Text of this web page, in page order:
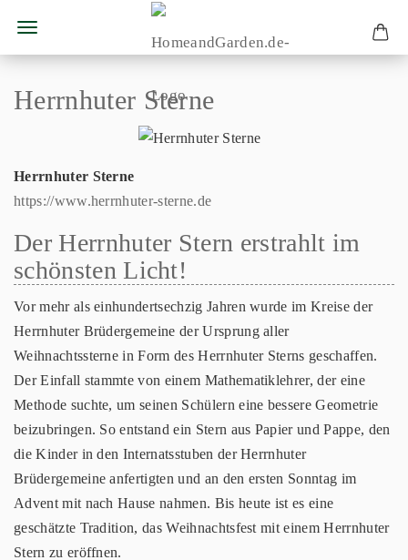
Herrnhuter Sterne
Herrnhuter Sterne
https://www.herrnhuter-sterne.de
Der Herrnhuter Stern erstrahlt im
schönsten Licht!
Vor mehr als einhundertsechzig Jahren wurde im Kreise der
Herrnhuter Brüdergemeine der Ursprung aller
Weihnachtssterne in Form des Herrnhuter Sterns geschaffen.
Der Einfall stammte von einem Mathematiklehrer, der eine
Methode suchte, um seinen Schülern eine bessere Geometrie
beizubringen. So entstand ein Stern aus Papier und Pappe, den
die Kinder in den Internatsstuben der Herrnhuter
Brüdergemeine anfertigten und an den ersten Sonntag im
Advent mit nach Hause nahmen. Bis heute ist es eine
geschätzte Tradition, das Weihnachtsfest mit einem Herrnhuter
Stern zu eröffnen.